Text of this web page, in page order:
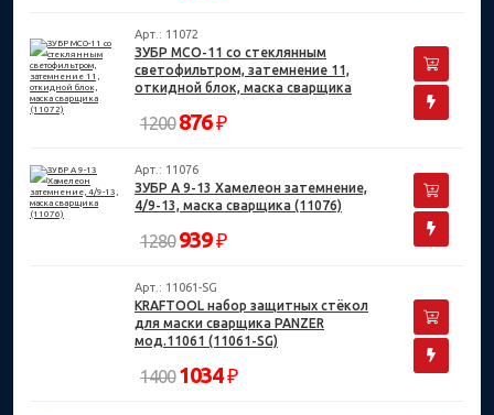
Арт.: 11072
ЗУБР МСО-11 со стеклянным
светофильтром, затемнение 11,
откидной блок, маска сварщика
1200 876₽
Арт.: 11076
ЗУБР А 9-13 Хамелеон затемнение,
4/9-13, маска сварщика (11076)
1280 939₽
Арт.: 11061-SG
KRAFTOOL набор защитных стёкол
для маски сварщика PANZER
мод.11061 (11061-SG)
1400 1034₽